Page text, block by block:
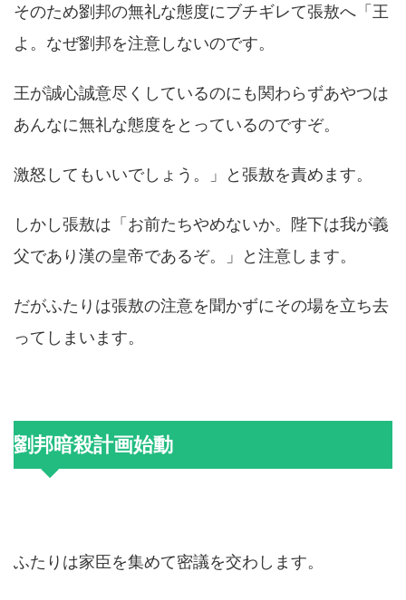
そのため劉邦の無礼な態度にブチギレて張敖へ「王
よ。なぜ劉邦を注意しないのです。
王が誠心誠意尽くしているのにも関わらずあやつは
あんなに無礼な態度をとっているのですぞ。
激怒してもいいでしょう。」と張敖を責めます。
しかし張敖は「お前たちやめないか。陛下は我が義
父であり漢の皇帝であるぞ。」と注意します。
だがふたりは張敖の注意を聞かずにその場を立ち去
ってしまいます。
劉邦暗殺計画始動
ふたりは家臣を集めて密議を交わします。